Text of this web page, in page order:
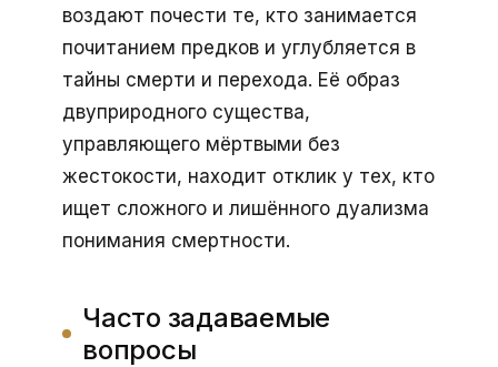
воздают почести те, кто занимается
почитанием предков и углубляется в
тайны смерти и перехода. Её образ
двуприродного существа,
управляющего мёртвыми без
жестокости, находит отклик у тех, кто
ищет сложного и лишённого дуализма
понимания смертности.
Часто задаваемые
вопросы